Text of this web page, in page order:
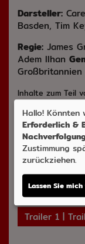
Darsteller:
Basden, Tim
Regie: James
Adem Ilhan
Inhalte zum Teil
© CINEPROG
Möchten
Trailer 1 |
Hallo!
Erforderlich &
Zustimmung
zurückziehen.
Lassen Sie mich